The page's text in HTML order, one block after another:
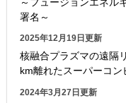
署名～
2025年12月19日更新
核融合プラズマの遠隔
km離れたスーパーコ
2024年3月27日更新